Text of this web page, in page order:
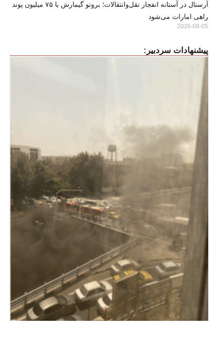
آرسنال در آستانه انفجار نقل‌وانتقالات؛ برونو گیمارش با ۷۵ میلیون پوند
راهی امارات می‌شود
2026-08-05
پیشنهادات سردبیر: